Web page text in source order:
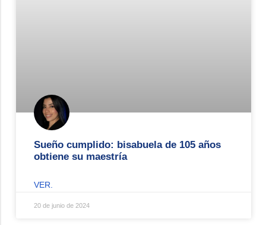
Sueño cumplido: bisabuela de 105 años
obtiene su maestría
VER.
20 de junio de 2024